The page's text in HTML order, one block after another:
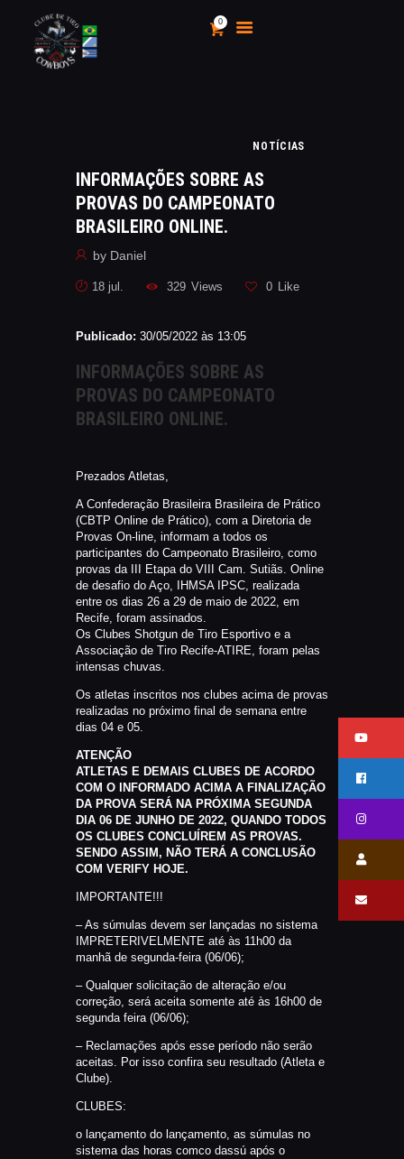
0
CLUBE DE TIRO COWBOYS
CALENDÁRIO E
CAMPEONATOS 2025
INSCRIÇÃO
MÍDIA
LOJA
SÓCIO
APOIO AOS CACS
ÁREA TÉCNICA
CATÁLAGOS
NORMAS EB
TIRE ALGUMAS DÚVIDAS
AQUI
RANKING
CERTIFICADO DE CURSOS E
PARTICIPAÇÃO
ESTATUTO
PARCEIROS
TROCAS E DEVOLUÇÕES
ÁREA PRIVADA
NOTÍCIAS
INFORMAÇÕES SOBRE AS
PROVAS DO CAMPEONATO
BRASILEIRO ONLINE.
by Daniel
18 jul. 329 Views 0 Like
Publicado: 30/05/2022 às 13:05
INFORMAÇÕES SOBRE AS
PROVAS DO CAMPEONATO
BRASILEIRO ONLINE.
Prezados Atletas,
A Confederação Brasileira Brasileira de Prático
(CBTP Online de Prático), com a Diretoria de
Provas On-line, informam a todos os
participantes do Campeonato Brasileiro, como
provas da III Etapa do VIII Cam. Sutiãs. Online
de desafio do Aço, IHMSA IPSC, realizada
entre os dias 26 a 29 de maio de 2022, em
Recife, foram assinados.
Os Clubes Shotgun de Tiro Esportivo e a
Associação de Tiro Recife-ATIRE, foram pelas
intensas chuvas.
Os atletas inscritos nos clubes acima de provas
realizadas no próximo final de semana entre
dias 04 e 05.
ATENÇÃO
ATLETAS E DEMAIS CLUBES DE ACORDO
COM O INFORMADO ACIMA A FINALIZAÇÃO
DA PROVA SERÁ NA PRÓXIMA SEGUNDA
DIA 06 DE JUNHO DE 2022, QUANDO TODOS
OS CLUBES CONCLUÍREM AS PROVAS.
SENDO ASSIM, NÃO TERÁ A CONCLUSÃO
COM VERIFY HOJE.
IMPORTANTE!!!
– As súmulas devem ser lançadas no sistema
IMPRETERIVELMENTE até às 11h00 da
manhã de segunda-feira (06/06);
– Qualquer solicitação de alteração e/ou
correção, será aceita somente até às 16h00 de
segunda feira (06/06);
– Reclamações após esse período não serão
aceitas. Por isso confira seu resultado (Atleta e
Clube).
CLUBES:
o lançamento do lançamento, as súmulas no
sistema das horas comco dassú após o